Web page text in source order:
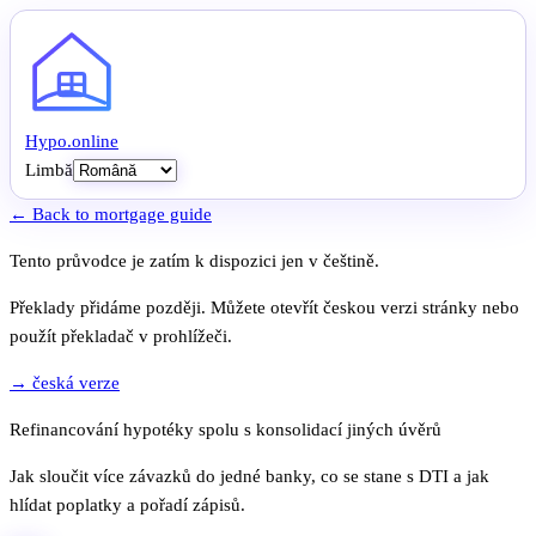
Hypo.online
Limbă
← Back to mortgage guide
Tento průvodce je zatím k dispozici jen v češtině.
Překlady přidáme později. Můžete otevřít českou verzi stránky nebo
použít překladač v prohlížeči.
→ česká verze
Refinancování hypotéky spolu s konsolidací jiných úvěrů
Jak sloučit více závazků do jedné banky, co se stane s DTI a jak
hlídat poplatky a pořadí zápisů.